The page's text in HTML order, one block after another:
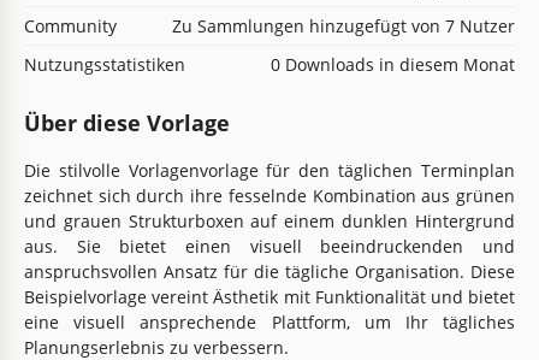
Community
Zu Sammlungen hinzugefügt von 7 Nutzer
Nutzungsstatistiken
0 Downloads in diesem Monat
Über diese Vorlage
Die stilvolle Vorlagenvorlage für den täglichen Terminplan
zeichnet sich durch ihre fesselnde Kombination aus grünen
und grauen Strukturboxen auf einem dunklen Hintergrund
aus. Sie bietet einen visuell beeindruckenden und
anspruchsvollen Ansatz für die tägliche Organisation. Diese
Beispielvorlage vereint Ästhetik mit Funktionalität und bietet
eine visuell ansprechende Plattform, um Ihr tägliches
Planungserlebnis zu verbessern.